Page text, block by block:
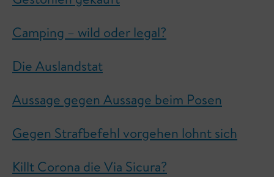
Camping – wild oder legal?
Die Auslandstat
Aussage gegen Aussage beim Posen
Gegen Strafbefehl vorgehen lohnt sich
Killt Corona die Via Sicura?